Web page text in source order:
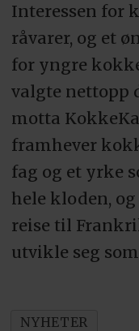
Interessen for
råvarer, og et
for yngre
valgte nettopp
motta
framhever
fag og et yrke
hele kloden,
reise til
utvikle seg
NYHETER